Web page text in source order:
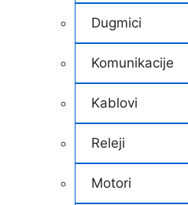
Dugmici
Komunikacije
Kablovi
Releji
Motori